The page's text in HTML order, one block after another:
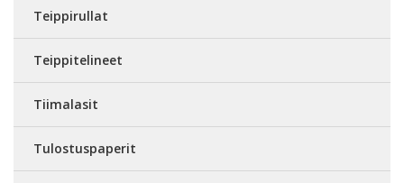
Teippirullat
Teippitelineet
Tiimalasit
Tulostuspaperit